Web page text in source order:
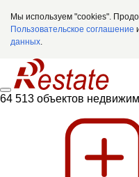
Мы используем "cookies".
Пользовательское соглашение
данных.
64 513 объектов